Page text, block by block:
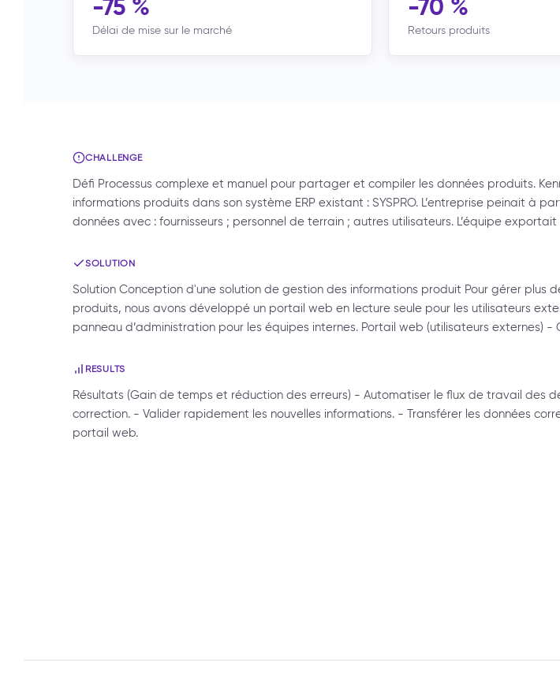
-75 %
Délai de mise sur le marché
-70 %
Retours produits
CHALLENGE
Défi Processus complexe et manuel pour partager et compiler les données produits.
informations produits dans son système ERP existant : SYSPRO. L’entreprise peinait à
données avec : fournisseurs ; personnel de terrain ; autres utilisateurs. L’équipe exportait
SOLUTION
Solution Conception d'une solution de gestion des informations produit Pour gérer plus
produits, nous avons développé un portail web en lecture seule pour les utilisateurs
panneau d’administration pour les équipes internes. Portail web (utilisateurs externes) -
RESULTS
Résultats (Gain de temps et réduction des erreurs) - Automatiser le flux de travail des
correction. - Valider rapidement les nouvelles informations. - Transférer les données
portail web.